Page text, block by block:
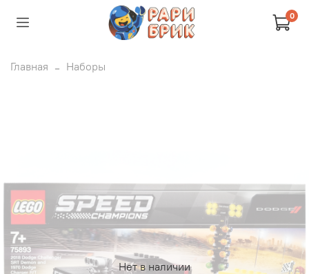
0
Главная Наборы
Нет в наличии